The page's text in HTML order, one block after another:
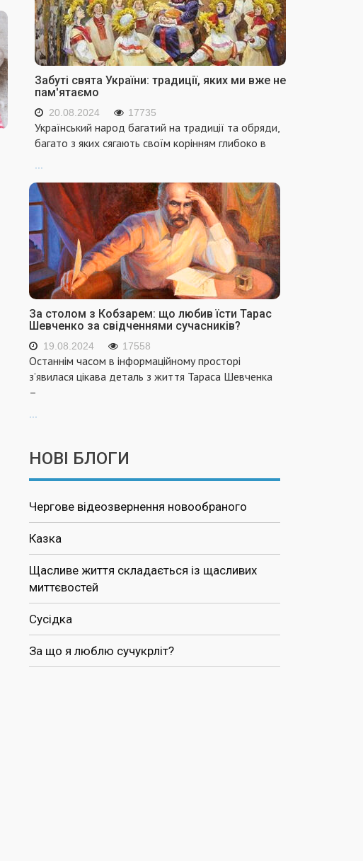
Забуті свята України: традиції, яких ми вже не
пам'ятаємо
20.08.2024 17735
Український народ багатий на традиції та обряди,
багато з яких сягають своїм корінням глибоко в
...
За столом з Кобзарем: що любив їсти Тарас
Шевченко за свідченнями сучасників?
19.08.2024 17558
Останнім часом в інформаційному просторі
з’явилася цікава деталь з життя Тараса Шевченка
–
...
НОВІ БЛОГИ
Чергове відеозвернення новообраного
Казка
Щасливе життя складається із щасливих
миттєвостей
Сусідка
За що я люблю сучукрліт?